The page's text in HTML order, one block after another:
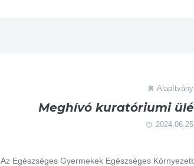
Alapítvány
Meghívó kuratóriumi
Az Egészséges Gyermekek Egészséges